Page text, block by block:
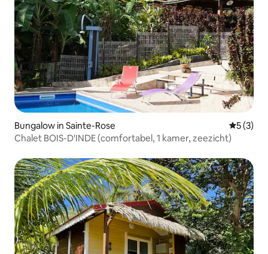
Bungalow in Sainte-Rose
5 (3)
Chalet BOIS-D'INDE (comfortabel, 1 kamer, zeezicht)